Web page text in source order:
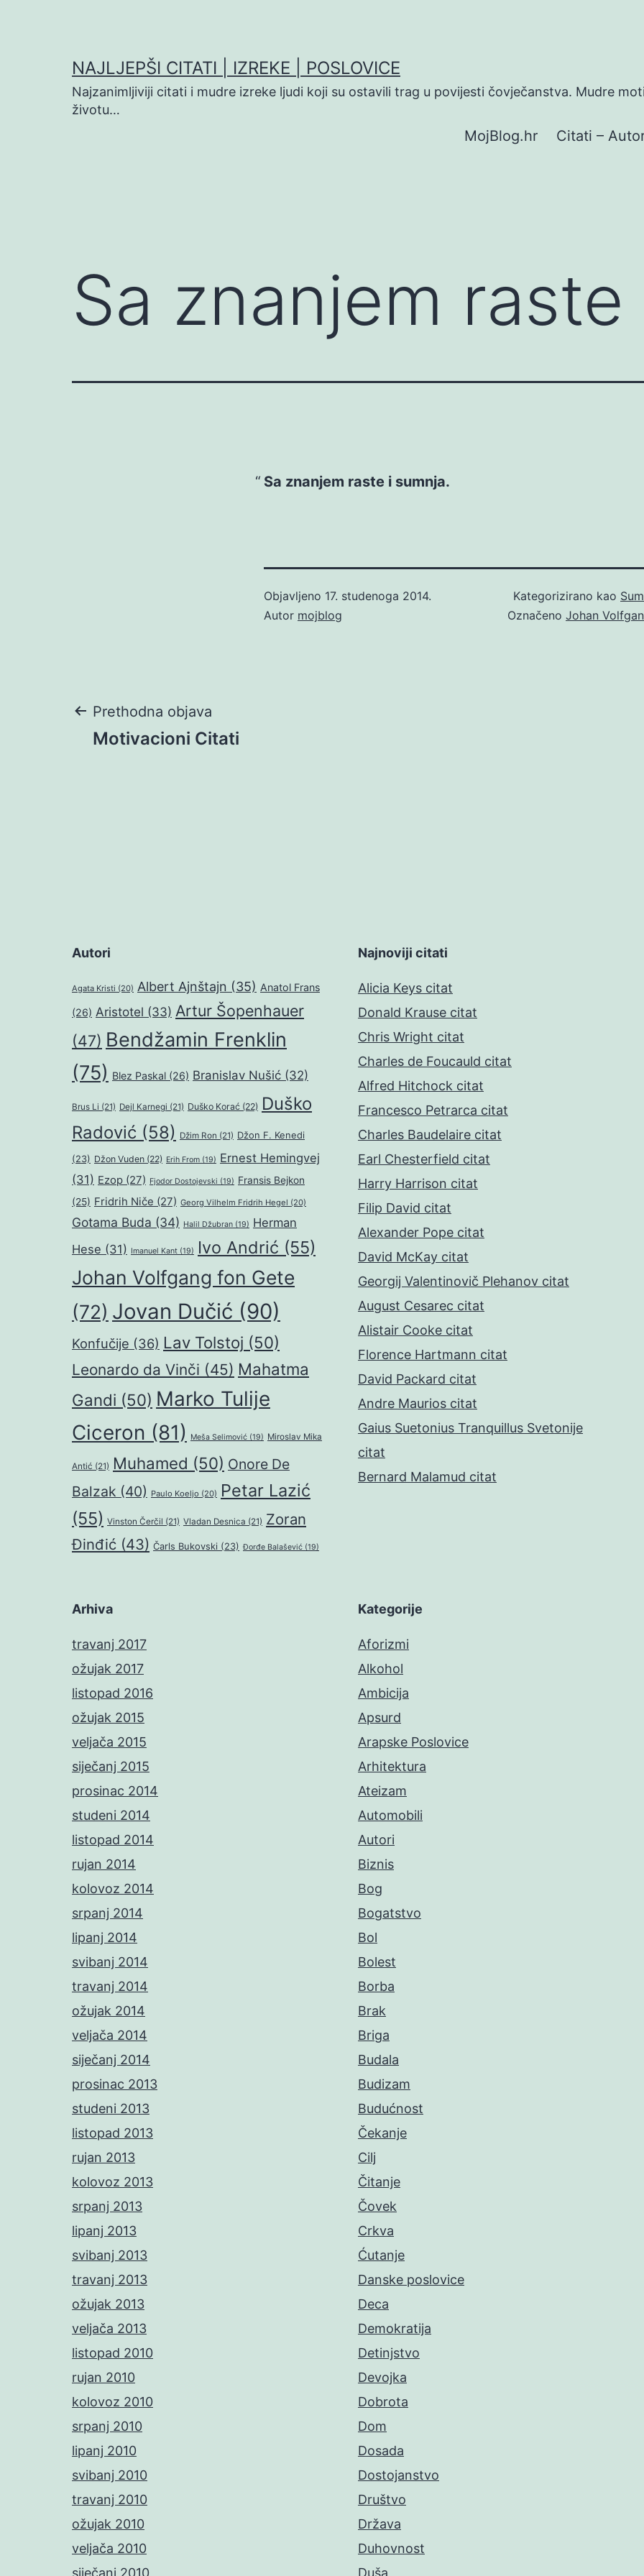
NAJLJEPŠI CITATI | IZREKE | POSLOVICE
Najzanimljiviji citati i mudre izreke ljudi koji su ostavili trag u povijesti čovječanstva. Mudre
životu…
MojBlog.hr Citati –
Sa znanjem
Sa znanjem raste i sumnja.
Objavljeno 17. studenoga 2014.
Autor mojblog
Kategorizirano kao
Označeno Johan
Navigacija
Prethodna objava
Motivacioni Citati
Autori
Agata Kristi (20) Albert Ajnštajn (35) Anatol Frans
(26) Aristotel (33) Artur Šopenhauer
(47) Bendžamin Frenklin
(75) Blez Paskal (26) Branislav Nušić (32)
Brus Li (21) Dejl Karnegi (21) Duško Korać (22) Duško
Radović (58) Džim Ron (21) Džon F. Kenedi
(23) Džon Vuden (22) Erih From (19) Ernest Hemingvej
(31) Ezop (27) Fjodor Dostojevski (19) Fransis Bejkon
(25) Fridrih Niče (27) Georg Vilhelm Fridrih Hegel (20)
Gotama Buda (34) Halil Džubran (19) Herman
Hese (31) Imanuel Kant (19) Ivo Andrić (55)
Johan Volfgang fon Gete
(72) Jovan Dučić (90)
Konfučije (36) Lav Tolstoj (50)
Leonardo da Vinči (45) Mahatma
Gandi (50) Marko Tulije
Ciceron (81) Meša Selimović (19) Miroslav Mika
Antić (21) Muhamed (50) Onore De
Balzak (40) Paulo Koeljo (20) Petar Lazić
(55) Vinston Čerčil (21) Vladan Desnica (21) Zoran
Đinđić (43) Čarls Bukovski (23) Đorđe Balašević (19)
Najnoviji citati
Alicia Keys citat
Donald Krause citat
Chris Wright citat
Charles de Foucauld citat
Alfred Hitchock citat
Francesco Petrarca citat
Charles Baudelaire citat
Earl Chesterfield citat
Harry Harrison citat
Filip David citat
Alexander Pope citat
David McKay citat
Georgij Valentinovič Plehanov citat
August Cesarec citat
Alistair Cooke citat
Florence Hartmann citat
David Packard citat
Andre Maurios citat
Gaius Suetonius Tranquillus Svetonije
citat
Bernard Malamud citat
Arhiva
travanj 2017
ožujak 2017
listopad 2016
ožujak 2015
veljača 2015
siječanj 2015
prosinac 2014
studeni 2014
listopad 2014
rujan 2014
kolovoz 2014
srpanj 2014
lipanj 2014
svibanj 2014
travanj 2014
ožujak 2014
veljača 2014
siječanj 2014
prosinac 2013
studeni 2013
listopad 2013
rujan 2013
kolovoz 2013
srpanj 2013
lipanj 2013
svibanj 2013
travanj 2013
ožujak 2013
veljača 2013
listopad 2010
rujan 2010
kolovoz 2010
srpanj 2010
lipanj 2010
svibanj 2010
travanj 2010
ožujak 2010
veljača 2010
siječanj 2010
Kategorije
Aforizmi
Alkohol
Ambicija
Apsurd
Arapske Poslovice
Arhitektura
Ateizam
Automobili
Autori
Biznis
Bog
Bogatstvo
Bol
Bolest
Borba
Brak
Briga
Budala
Budizam
Budućnost
Čekanje
Cilj
Čitanje
Čovek
Crkva
Ćutanje
Danske poslovice
Deca
Demokratija
Detinjstvo
Devojka
Dobrota
Dom
Dosada
Dostojanstvo
Društvo
Država
Duhovnost
Duša